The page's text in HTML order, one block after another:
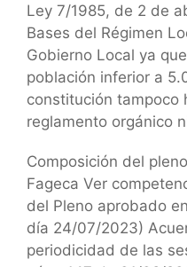
Ley 7/1985, de 2 de
Bases del Régimen
Gobierno Local ya
población inferior a
constitución tampoco
reglamento orgánico
Composición del
Fageca Ver
del Pleno aprobado
día 24/07/2023)
periodicidad de las